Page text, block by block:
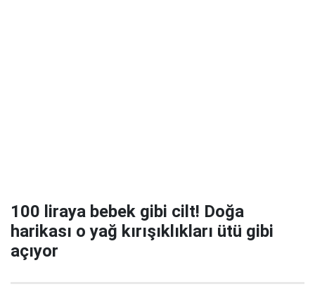
100 liraya bebek gibi cilt! Doğa
harikası o yağ kırışıklıkları ütü gibi
açıyor